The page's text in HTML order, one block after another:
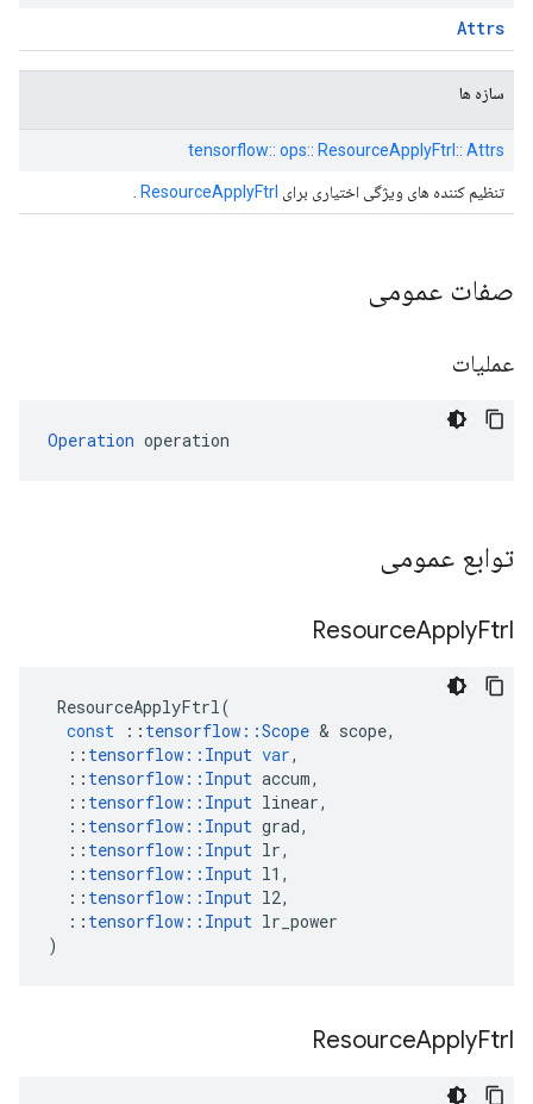
Attrs
سازه ها
tensorflow:: ops:: ResourceApplyFtrl:: Attrs
تنظیم کننده های ویژگی اختیاری برای ResourceApplyFtrl
صفات عمومی
عملیات
Operation operation
توابع عمومی
ResourceApplyFtrl
ResourceApplyFtrl(
const
:: tensorflow ::Scope & scope,
:: tensorflow :: Input var,
:: tensorflow :: Input accum,
:: tensorflow :: Input linear,
:: tensorflow :: Input grad,
:: tensorflow :: Input lr,
:: tensorflow :: Input l1 ,
:: tensorflow :: Input l2,
:: tensorflow :: Input lr_power
)
ResourceApplyFtrl